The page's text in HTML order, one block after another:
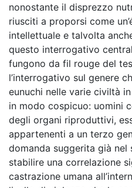
nonostante il disprezzo
riusciti a proporsi come
intellettuale e talvolta
questo interrogativo
fungono da fil rouge del
l’interrogativo sul genere
eunuchi nelle varie civiltà
in modo cospicuo: uomini
degli organi riproduttivi,
appartenenti a un terzo
domanda suggerita già
stabilire una correlazione
castrazione umana